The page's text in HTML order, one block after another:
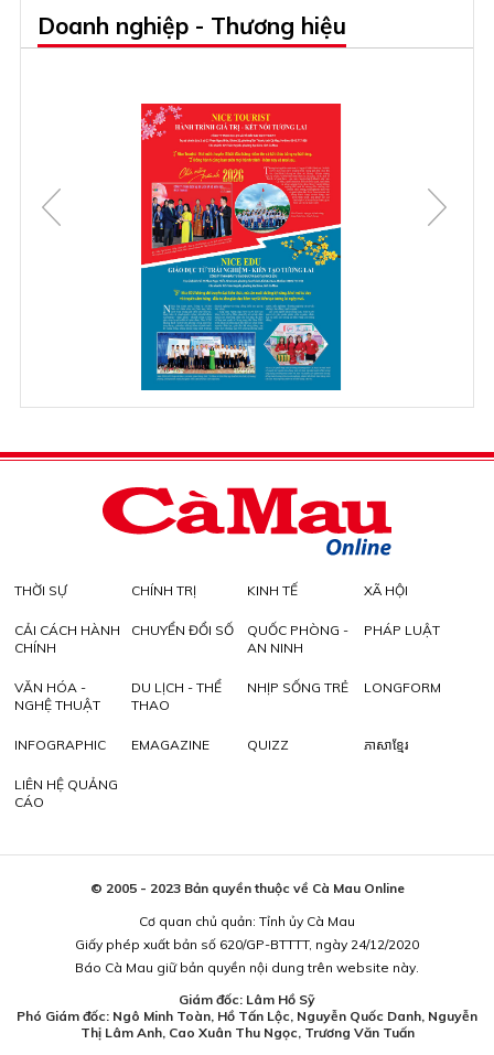
Áo gile bảo hộkỹ sư
Dịch vụ chuyển văn phòng
meetupvn
Xưởng In Áo Thun Giá Rẻ SL Ít lấy liền
Doanh nghiệp - Thương hiệu
THỜI SỰ CHÍNH TRỊ KINH TẾ XÃ HỘI
CẢI CÁCH HÀNH
CHÍNH
CHUYỂN ĐỔI SỐ
QUỐC PHÒNG -
AN NINH
PHÁP LUẬT
VĂN HÓA -
NGHỆ THUẬT
DU LỊCH - THỂ
THAO
NHỊP SỐNG TRẺ LONGFORM
INFOGRAPHIC EMAGAZINE QUIZZ ភាសាខ្មែរ
LIÊN HỆ QUẢNG
CÁO
© 2005 - 2023 Bản quyền thuộc về Cà Mau Online
Cơ quan chủ quản: Tỉnh ủy Cà Mau
Giấy phép xuất bản số 620/GP-BTTTT, ngày 24/12/2020
Báo Cà Mau giữ bản quyền nội dung trên website này.
Giám đốc: Lâm Hồ Sỹ
Phó Giám đốc: Ngô Minh Toàn, Hồ Tấn Lộc, Nguyễn Quốc Danh, Nguyễn
Thị Lâm Anh, Cao Xuân Thu Ngọc, Trương Văn Tuấn